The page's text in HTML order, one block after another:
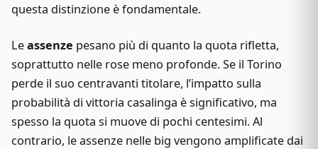
questa distinzione è fondamentale.
Leassenze pesano più di quanto la quota rifletta,
soprattutto nelle rose meno profonde. Se il Torino
perde il suo centravanti titolare, l’impatto sulla
probabilità di vittoria casalinga è significativo, ma
spesso la quota si muove di pochi centesimi. Al
contrario, le assenze nelle big vengono amplificate dai